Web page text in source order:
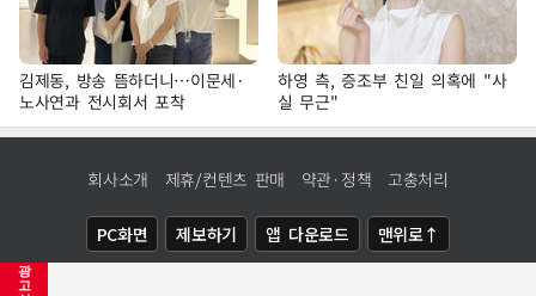
광
고
김제동, 방송 뜸하더니…이문세·
노사연과 전시회서 포착
하영 측, 증조부 친일 의혹에 "사
실 무근"
회사소개 제휴/컨텐츠 판매 약관·정책 고충처리
PC화면 제보하기 앱 다운로드 맨위로↑